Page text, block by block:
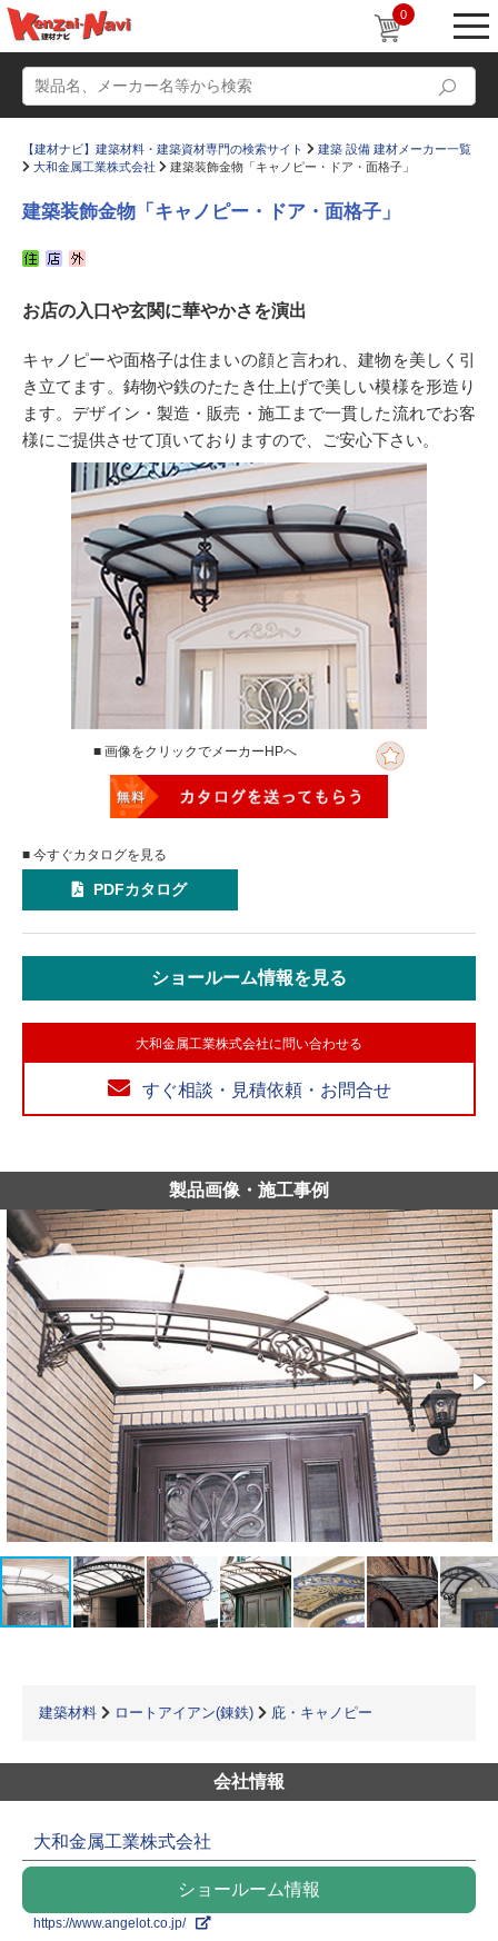
0
かたなび コラム
すまいリング 設計士インタビュー
Q＆A 販売・施工代理店募集
お気に入り
【建材ナビ】建築材料・建築資材専門の検索サイト
建築 設備 建材メーカー一覧
大和金属工業株式会社
建築装飾金物「キャノピー・ドア・面格子」
建築装飾金物「キャノピー・ドア・面格子」
お店の入口や玄関に華やかさを演出
キャノピーや面格子は住まいの顔と言われ、建物を美しく引
き立てます。鋳物や鉄のたたき仕上げで美しい模様を形造り
ます。デザイン・製造・販売・施工まで一貫した流れでお客
様にご提供させて頂いておりますので、ご安心下さい。
■ 画像をクリックでメーカーHPへ
■ 今すぐカタログを見る
PDFカタログ
ショールーム情報を見る
大和金属工業株式会社に問い合わせる
すぐ相談・見積依頼・お問合せ
製品画像・施工事例
建築材料 ロートアイアン(錬鉄) 庇・キャノピー
会社情報
大和金属工業株式会社
ショールーム情報
https://www.angelot.co.jp/